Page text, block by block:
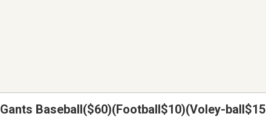
Gants Baseball($60)(Football$10)(Voley-ball$15